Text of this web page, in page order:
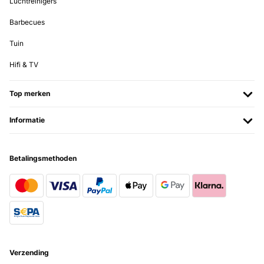
Usuario/a de amazon
é anche molto utile.É un quadro a infrarossi, ovviamente non riesce
molto carino, lo ricomprerò sicuramente per un’altra stanza.Super
Utente Amazon
Vertaal
Barbecues
Tuin
Hifi & TV
Top merken
Informatie
Betalingsmethoden
Verzending